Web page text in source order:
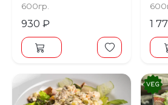
600гр.
930 ₽ 1